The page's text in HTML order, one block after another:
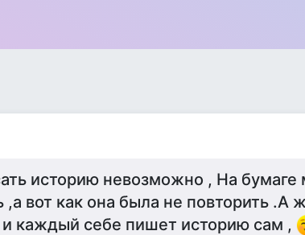
историю невозможно , На бумаге
,а вот как она была не повторить .А
и каждый себе пишет историю сам ,